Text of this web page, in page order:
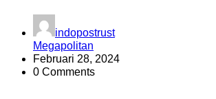
indopostrust
Megapolitan
Februari 28, 2024
0 Comments